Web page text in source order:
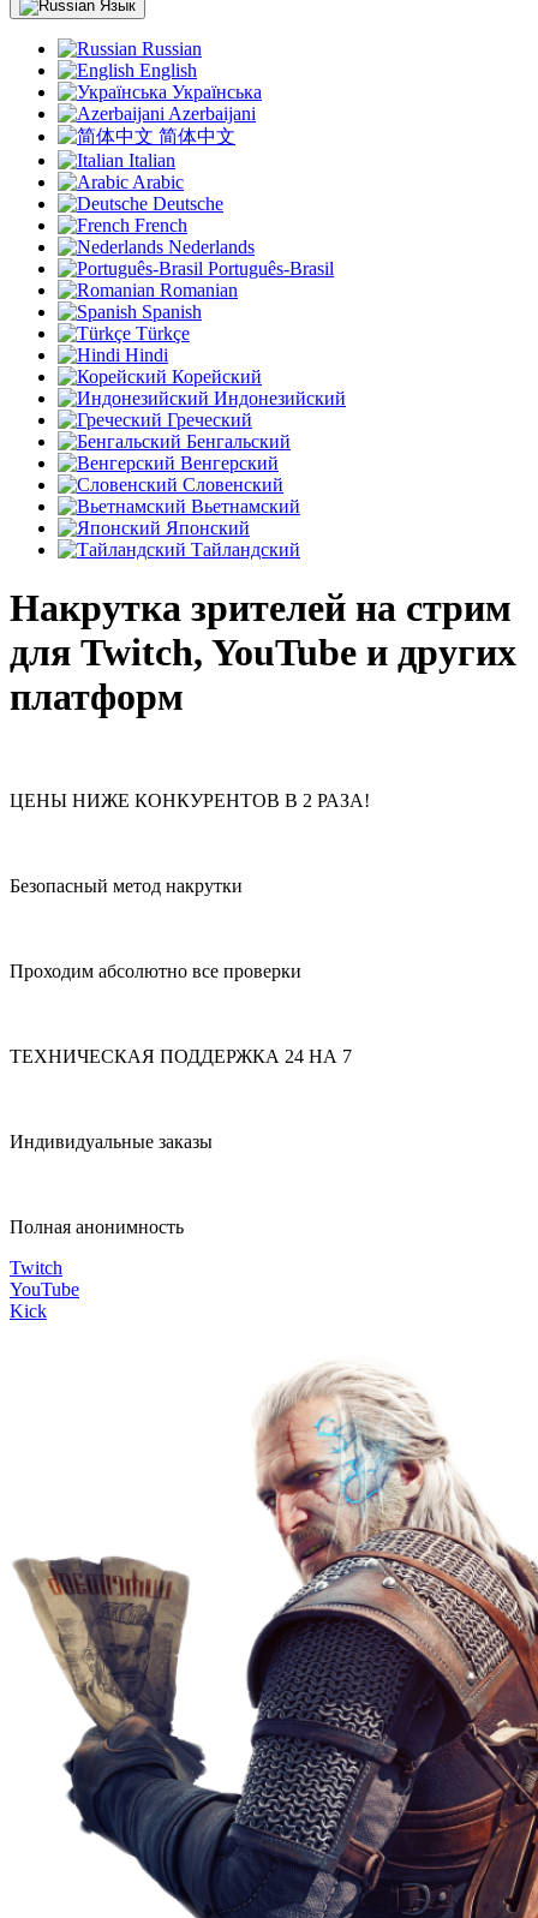
Язык
Russian
English
Українська
Azerbaijani
简体中文
Italian
Arabic
Deutsche
French
Nederlands
Português-Brasil
Romanian
Spanish
Türkçe
Hindi
Корейский
Индонезийский
Греческий
Бенгальский
Венгерский
Словенский
Вьетнамский
Японский
Тайландский
Накрутка зрителей на стрим
для Twitch, YouTube и других
платформ
ЦЕНЫ НИЖЕ КОНКУРЕНТОВ В 2 РАЗА!
Безопасный метод накрутки
Проходим абсолютно все проверки
ТЕХНИЧЕСКАЯ ПОДДЕРЖКА 24 НА 7
Индивидуальные заказы
Полная анонимность
Twitch
YouTube
Kick